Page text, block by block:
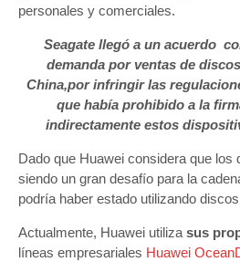
personales y comerciales.
Seagate llegó a un acuerdo
demanda por ventas de
China,por infringir las
que había prohibido a la
indirectamente estos
Dado que Huawei considera que los
siendo un gran desafío para la
podría haber estado utilizando
Actualmente, Huawei utilizasus
líneas empresariales Huawei